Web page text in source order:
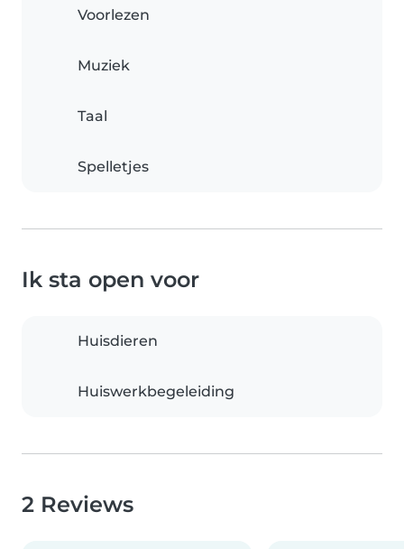
Voorlezen
Muziek
Taal
Spelletjes
Ik sta open voor
Huisdieren
Huiswerkbegeleiding
2 Reviews